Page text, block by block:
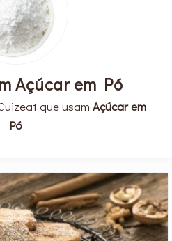
Açúcar em Pó
que usam Açúcar em
Pó